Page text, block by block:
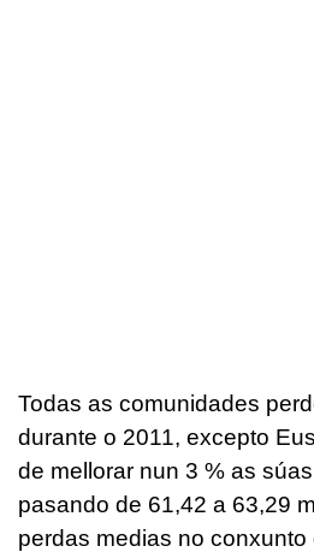
Todas as comunidades
durante o 2011, excepto
de mellorar nun 3 % as
pasando de 61,42 a 63,29
perdas medias no conxunto